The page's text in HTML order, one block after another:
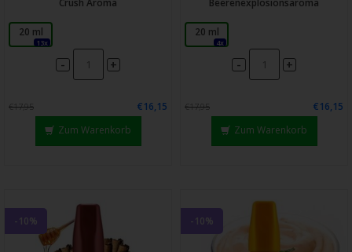
20 ml
13x
- +
€17,95
€16,15
Zum Warenkorb
20 ml
4x
- +
€17,95
€16,15
Zum Warenkorb
-10% -10%